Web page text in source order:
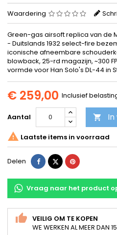
Waardering
Green-gas airsoft replica van de
- Duitslands 1932 select-fire
iconische afneembare
blowback, 25-rd magazijn, ~300
vormde voor Han Solo's DL-44 in
€ 259,00 Inclusief
Aantal 
 Laatste items in voorraad
Delen DelenTweetPinterest
Vraag naar het product
VEILIG OM TE KOPEN
WE WERKEN AL MEER DAN